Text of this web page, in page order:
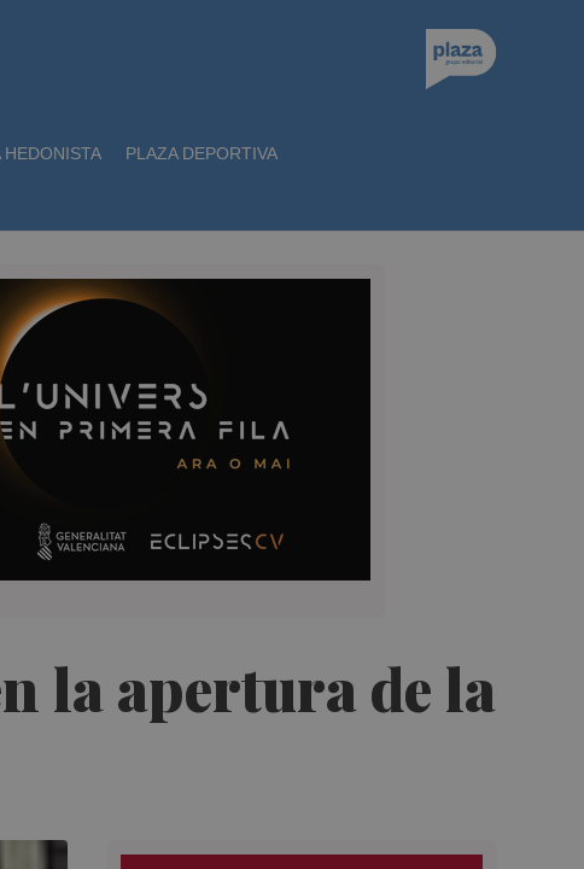
HEDONISTA PLAZA DEPORTIVA
la apertura de la